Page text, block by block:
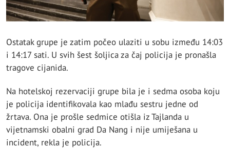
Ostatak grupe je zatim počeo ulaziti u sobu između 14:03
i 14:17 sati. U svih šest šoljica za čaj policija je pronašla
tragove cijanida.
Na hotelskoj rezervaciji grupe bila je i sedma osoba koju
je policija identifikovala kao mlađu sestru jedne od
žrtava. Ona je prošle sedmice otišla iz Tajlanda u
vijetnamski obalni grad Da Nang i nije umiješana u
incident, rekla je policija.